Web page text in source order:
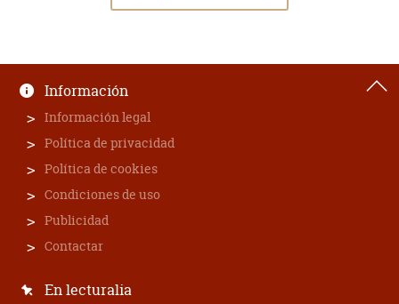
Información
Información legal
Política de privacidad
Política de cookies
Condiciones de uso
Publicidad
Contactar
En lecturalia